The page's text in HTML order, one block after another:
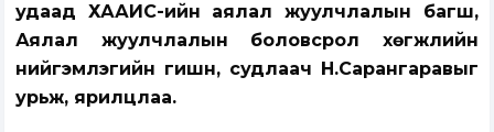
удаад ХААИС-ийн аялал жуулчлалын багш,
Аялал жуулчлалын боловсрол хөгжлийн
нийгэмлэгийн гишүүн, судлаач Н.Сарангаравыг
урьж, ярилцлаа.